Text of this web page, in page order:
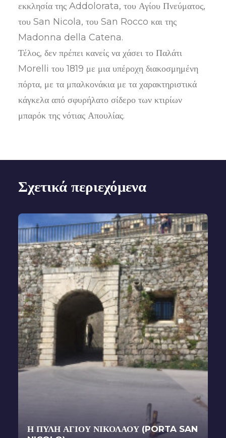
εκκλησία της Addolorata, του Αγίου Πνεύματος,
του San Nicola, του San Rocco και της
Madonna della Catena.
Τέλος, δεν πρέπει κανείς να χάσει το Παλάτι
Morelli του 1819 με μια υπέροχη διακοσμημένη
πόρτα, με τα μπαλκονάκια με τα χαρακτηριστικά
κάγκελα από σφυρήλατο σίδερο των κτιρίων
μπαρόκ της νότιας Απουλίας.
Σχετικά περιεχόμενα
Η ΠΎΛΗ ΑΓΊΟΥ ΝΙΚΟΛΆΟΥ (PORTA SAN